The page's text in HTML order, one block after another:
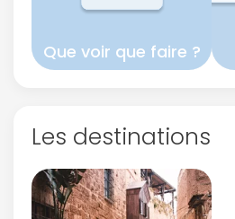
Que voir que faire ?
Les destinations